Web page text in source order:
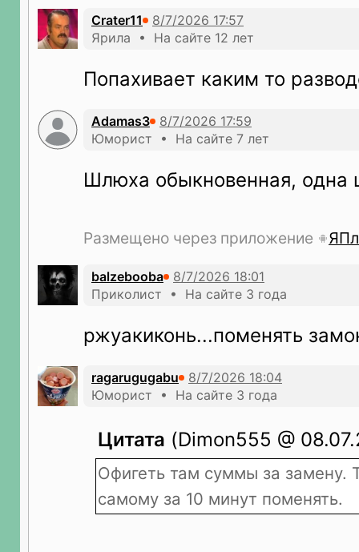
Crater11
Ярила • На сайте 12 лет
Попахивает каким то
Adamas3
Юморист • На сайте 7 лет
Шлюха обыкновенная, одна
Размещено через приложение
balzebooba
Приколист • На сайте 3 года
ржуакиконь...поменять
ragarugugabu
Юморист • На сайте 3 года
Цитата (Dimon555 @
Офигеть там суммы за замену.
самому за 10 минут поменять.